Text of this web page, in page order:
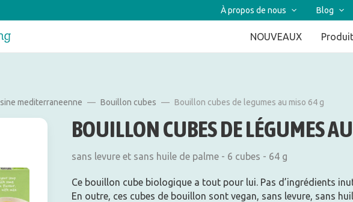
À propos de nous Blog
NOUVEAUX
mediterraneenne Bouillon cubes Bouillon cubes de legumes au miso 64 g
BOUILLON CUBES DE LÉGUMES
sans levure et sans huile de palme - 6 cubes - 64 g
Ce bouillon cube biologique a tout pour lui. Pas d’ingrédients
En outre, ces cubes de bouillon sont vegan, sans levure, sans